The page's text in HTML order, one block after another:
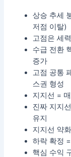
상승 추세
저점 이탈)
고점은 세
수급 전환
증가
고점 공통
스권 형성
지지선 =
진짜 지지
유지
지지선 약
하락 확정
핵심 수익